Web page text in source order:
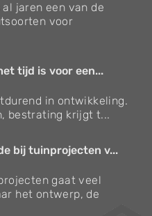
jaren een van de
voor
tijd is voor een...
in ontwikkeling.
bestrating krijgt t...
bij tuinprojecten v...
gaat veel
het ontwerp, de